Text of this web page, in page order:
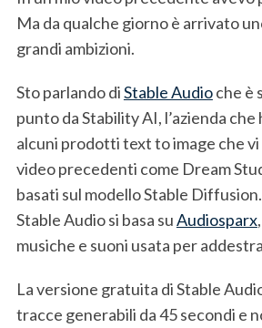
Ma da qualche giorno è arrivato
grandi ambizioni.
Sto parlando diStable Audioche è
punto da Stability AI, l’azienda
alcuni prodotti text to image che
video precedenti come Dream
basati sul modello Stable Diffusion.
Stable Audio si basa suAudiosparx
musiche e suoni usata per
La versione gratuita di Stable
tracce generabili da 45 secondi e